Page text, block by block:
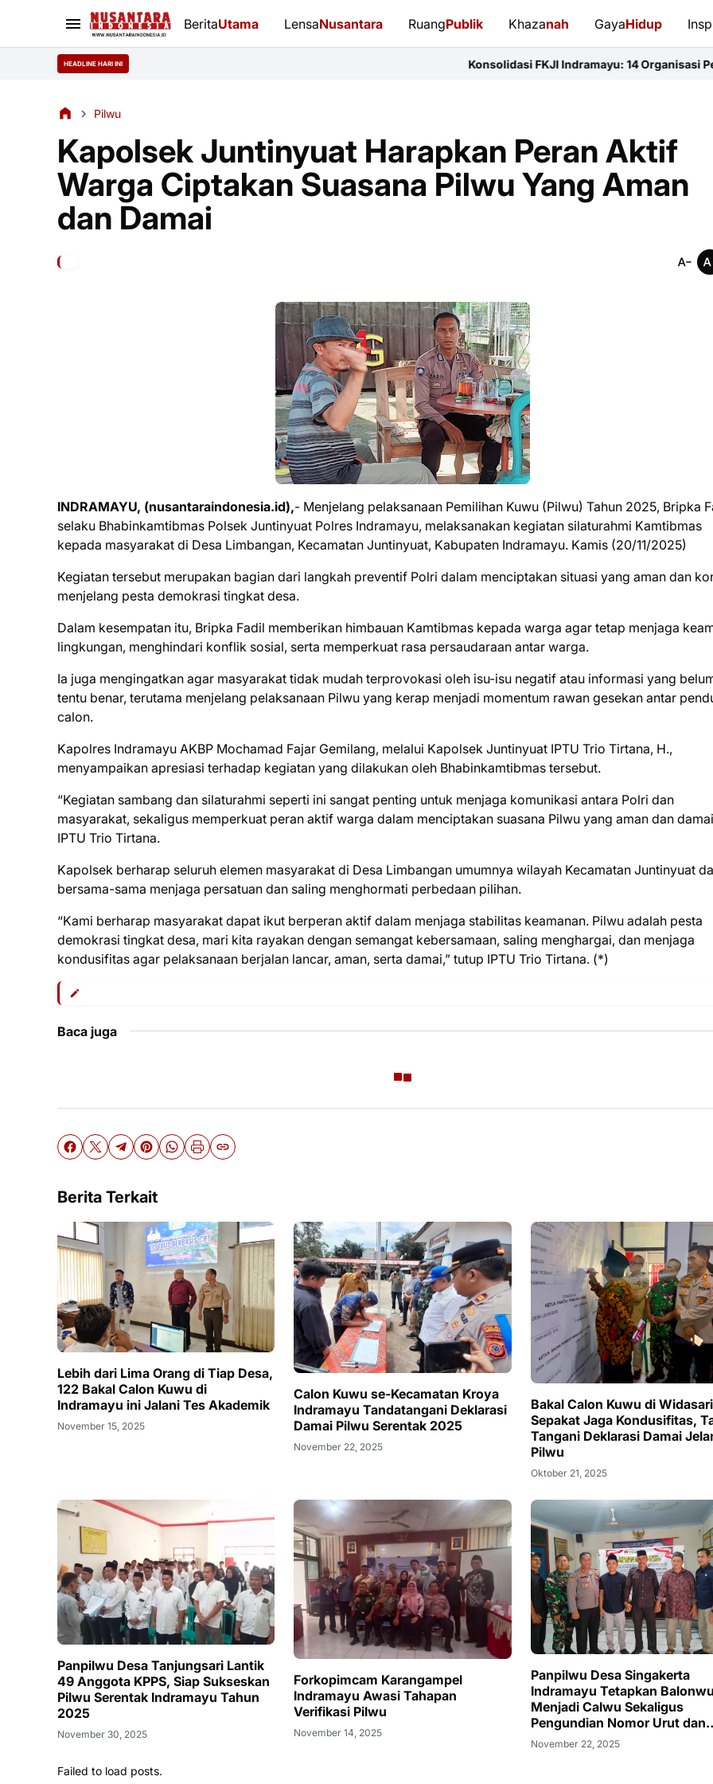
BeritaUtama LensaNusantara RuangPublik Khazanah GayaHidup
HEADLINE HARI INI Konsolidasi FKJI Indramayu: 14 Organisasi Pers Bersatu
Pilwu
Kapolsek Juntinyuat Harapkan Peran Aktif
Warga Ciptakan Suasana Pilwu Yang Aman
dan Damai
INDRAMAYU, (nusantaraindonesia.id),- Menjelang pelaksanaan Pemilihan Kuwu (Pilwu) Tahun 2025, Bripka
selaku Bhabinkamtibmas Polsek Juntinyuat Polres Indramayu, melaksanakan kegiatan silaturahmi Kamtibmas
kepada masyarakat di Desa Limbangan, Kecamatan Juntinyuat, Kabupaten Indramayu. Kamis (20/11/2025)
Kegiatan tersebut merupakan bagian dari langkah preventif Polri dalam menciptakan situasi yang aman dan
menjelang pesta demokrasi tingkat desa.
Dalam kesempatan itu, Bripka Fadil memberikan himbauan Kamtibmas kepada warga agar tetap menjaga
lingkungan, menghindari konflik sosial, serta memperkuat rasa persaudaraan antar warga.
Ia juga mengingatkan agar masyarakat tidak mudah terprovokasi oleh isu-isu negatif atau informasi yang
tentu benar, terutama menjelang pelaksanaan Pilwu yang kerap menjadi momentum rawan gesekan antar
calon.
Kapolres Indramayu AKBP Mochamad Fajar Gemilang, melalui Kapolsek Juntinyuat IPTU Trio Tirtana, H.,
menyampaikan apresiasi terhadap kegiatan yang dilakukan oleh Bhabinkamtibmas tersebut.
“Kegiatan sambang dan silaturahmi seperti ini sangat penting untuk menjaga komunikasi antara Polri dan
masyarakat, sekaligus memperkuat peran aktif warga dalam menciptakan suasana Pilwu yang aman dan
IPTU Trio Tirtana.
Kapolsek berharap seluruh elemen masyarakat di Desa Limbangan umumnya wilayah Kecamatan Juntinyuat
bersama-sama menjaga persatuan dan saling menghormati perbedaan pilihan.
“Kami berharap masyarakat dapat ikut berperan aktif dalam menjaga stabilitas keamanan. Pilwu adalah pesta
demokrasi tingkat desa, mari kita rayakan dengan semangat kebersamaan, saling menghargai, dan menjaga
kondusifitas agar pelaksanaan berjalan lancar, aman, serta damai,” tutup IPTU Trio Tirtana. (*)
Baca juga
Berita Terkait
Lebih dari Lima Orang di Tiap Desa,
122 Bakal Calon Kuwu di
Indramayu ini Jalani Tes Akademik
November 15, 2025
Calon Kuwu se-Kecamatan Kroya
Indramayu Tandatangani Deklarasi
Damai Pilwu Serentak 2025
November 22, 2025
Bakal Calon Kuwu di Widasari
Sepakat Jaga Kondusifitas,
Tangani Deklarasi Damai
Pilwu
Oktober 21, 2025
Panpilwu Desa Tanjungsari Lantik
49 Anggota KPPS, Siap Sukseskan
Pilwu Serentak Indramayu Tahun
2025
November 30, 2025
Forkopimcam Karangampel
Indramayu Awasi Tahapan
Verifikasi Pilwu
November 14, 2025
Panpilwu Desa Singakerta
Indramayu Tetapkan
Menjadi Calwu Sekaligus
Pengundian Nomor Urut dan
Deklarasi Damai
November 22, 2025
Failed to load posts.